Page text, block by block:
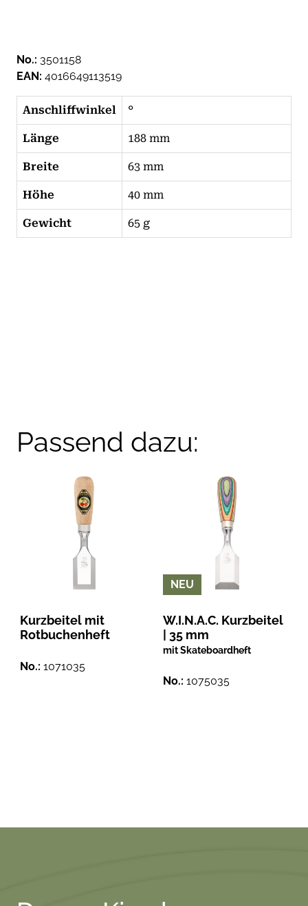
No.: 3501158
EAN: 4016649113519
Anschliffwinkel °
Länge 188 mm
Breite 63 mm
Höhe 40 mm
Gewicht 65 g
Passend dazu:
Kurzbeitel mit
Rotbuchenheft
No.: 1071035
NEU
W.I.N.A.C. Kurzbeitel
| 35 mm
mit Skateboardheft
No.: 1075035